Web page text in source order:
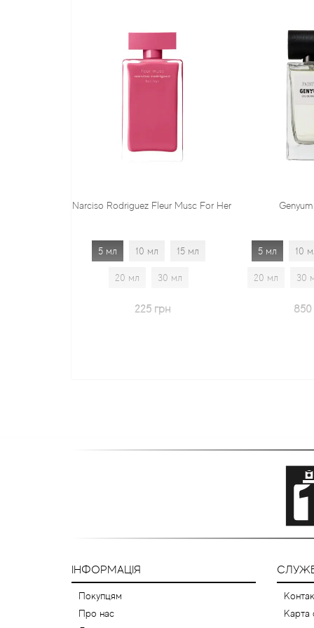
Rodriguez Fleur Musc For Her
15 мл
Genyum Painter
5 мл 15 мл
20 мл 1.7 мл
ІНФОРМАЦІЯ
Покупцям
Про нас
Карта